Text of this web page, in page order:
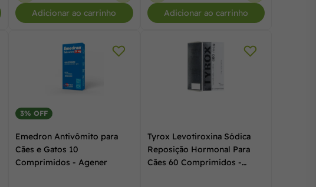
Adicionar ao carrinho Adicionar ao carrinho
3% OFF
Emedron Antivômito para
Cães e Gatos 10
Comprimidos - Agener
Tyrox Levotiroxina Sódica
Reposição Hormonal Para
Cães 60 Comprimidos -